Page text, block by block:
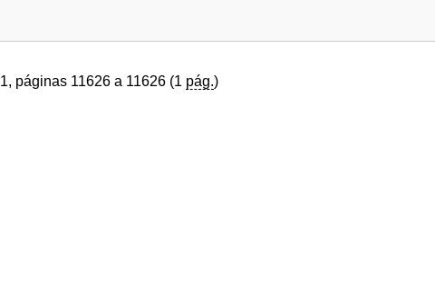
páginas 11626 a 11626 (1 pág.)